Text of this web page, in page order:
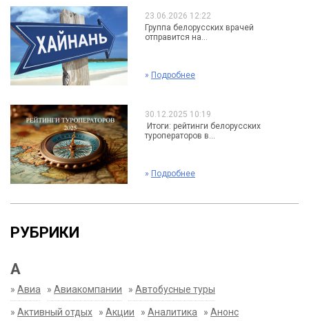
23.06.2026 12:22
Группа белорусских врачей
отправится на...
» Подробнее
30.12.2025 10:19
Итоги: рейтинги белорусских
туроператоров в...
» Подробнее
РУБРИКИ
А
» Авиа » Авиакомпании » Автобусные туры
» Активный отдых » Акции » Аналитика » Анонс